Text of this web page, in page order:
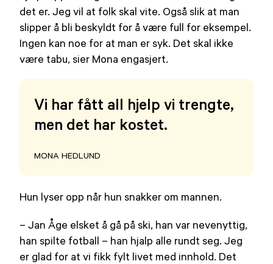
det er. Jeg vil at folk skal vite. Også slik at man
slipper å bli beskyldt for å være full for eksempel.
Ingen kan noe for at man er syk. Det skal ikke
være tabu, sier Mona engasjert.
Vi har fått all hjelp vi trengte,
men det har kostet.
MONA HEDLUND
Hun lyser opp når hun snakker om mannen.
– Jan Åge elsket å gå på ski, han var nevenyttig,
han spilte fotball – han hjalp alle rundt seg. Jeg
er glad for at vi fikk fylt livet med innhold. Det